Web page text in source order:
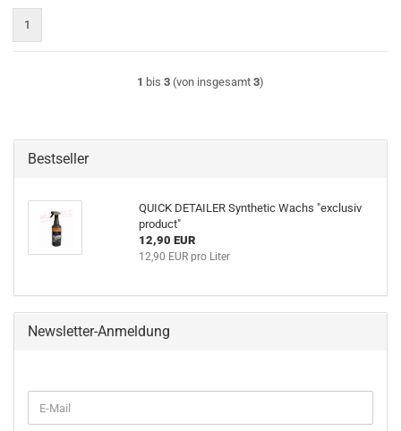
1
1 bis 3 (von insgesamt 3)
Bestseller
QUICK DETAILER Synthetic Wachs "exclusiv
product"
12,90 EUR
12,90 EUR pro Liter
Newsletter-Anmeldung
ZUR
E-
Mail